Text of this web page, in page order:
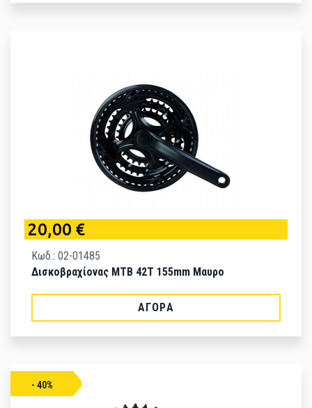
20,00 €
Κωδ.: 02-01485
Δισκοβραχίονας MTB 42T 155mm Μαυρο
ΑΓΟΡΆ
- 40%